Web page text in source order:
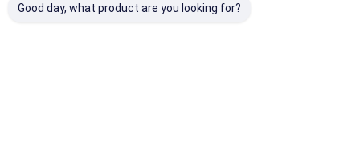
Good day, what product are you looking for?